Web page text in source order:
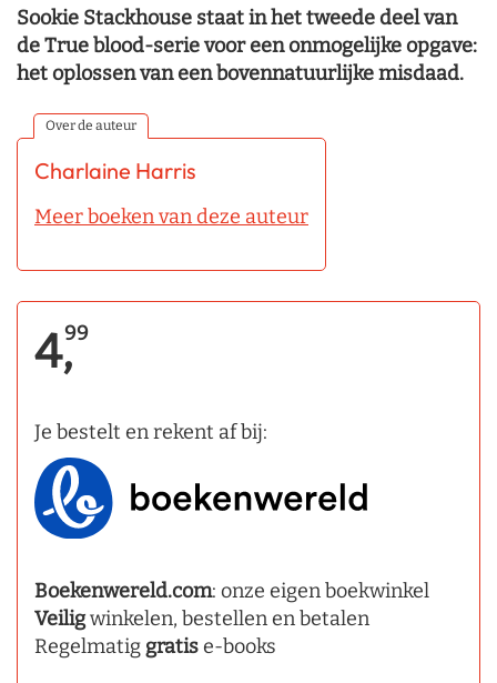
Sookie Stackhouse staat in het tweede deel van
de True blood-serie voor een onmogelijke opgave:
het oplossen van een bovennatuurlijke misdaad.
Over de auteur
Charlaine Harris
Meer boeken van deze auteur
4,99
Je bestelt en rekent af bij:
Boekenwereld.com: onze eigen boekwinkel
Veiligwinkelen, bestellen en betalen
Regelmatig gratise-books